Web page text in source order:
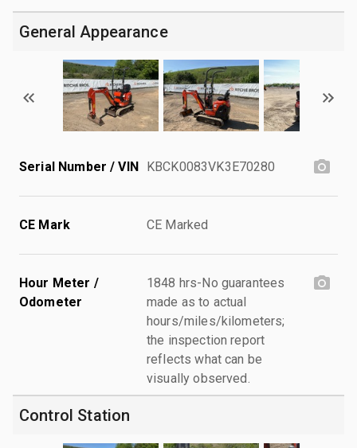
General Appearance
Serial Number / VIN KBCK0083VK3E70280
CE Mark CE Marked
Hour Meter /
Odometer
1848 hrs-No guarantees
made as to actual
hours/miles/kilometers;
the inspection report
reflects what can be
visually observed.
Control Station